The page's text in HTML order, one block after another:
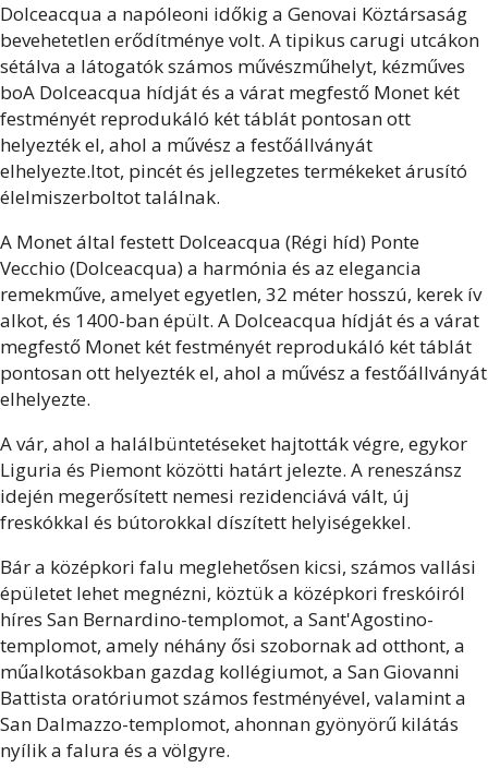
Dolceacqua a napóleoni időkig a Genovai Köztársaság
bevehetetlen erődítménye volt. A tipikus carugi utcákon
sétálva a látogatók számos művészműhelyt, kézműves
boA Dolceacqua hídját és a várat megfestő Monet két
festményét reprodukáló két táblát pontosan ott
helyezték el, ahol a művész a festőállványát
elhelyezte.ltot, pincét és jellegzetes termékeket árusító
élelmiszerboltot találnak.
A Monet által festett Dolceacqua (Régi híd) Ponte
Vecchio (Dolceacqua) a harmónia és az elegancia
remekműve, amelyet egyetlen, 32 méter hosszú, kerek ív
alkot, és 1400-ban épült. A Dolceacqua hídját és a várat
megfestő Monet két festményét reprodukáló két táblát
pontosan ott helyezték el, ahol a művész a festőállványát
elhelyezte.
A vár, ahol a halálbüntetéseket hajtották végre, egykor
Liguria és Piemont közötti határt jelezte. A reneszánsz
idején megerősített nemesi rezidenciává vált, új
freskókkal és bútorokkal díszített helyiségekkel.
Bár a középkori falu meglehetősen kicsi, számos vallási
épületet lehet megnézni, köztük a középkori freskóiról
híres San Bernardino-templomot, a Sant'Agostino-
templomot, amely néhány ősi szobornak ad otthont, a
műalkotásokban gazdag kollégiumot, a San Giovanni
Battista oratóriumot számos festményével, valamint a
San Dalmazzo-templomot, ahonnan gyönyörű kilátás
nyílik a falura és a völgyre.